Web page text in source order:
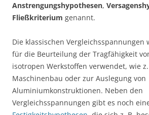
Anstrengungshypothesen,
Fließkriterium genannt.
Die klassischen Vergleichsspannungen
für die Beurteilung der Tragfähigkeit
isotropen Werkstoffen verwendet, wie
Maschinenbau oder zur Auslegung von
Aluminiumkonstruktionen. Neben den
Vergleichsspannungen gibt es noch